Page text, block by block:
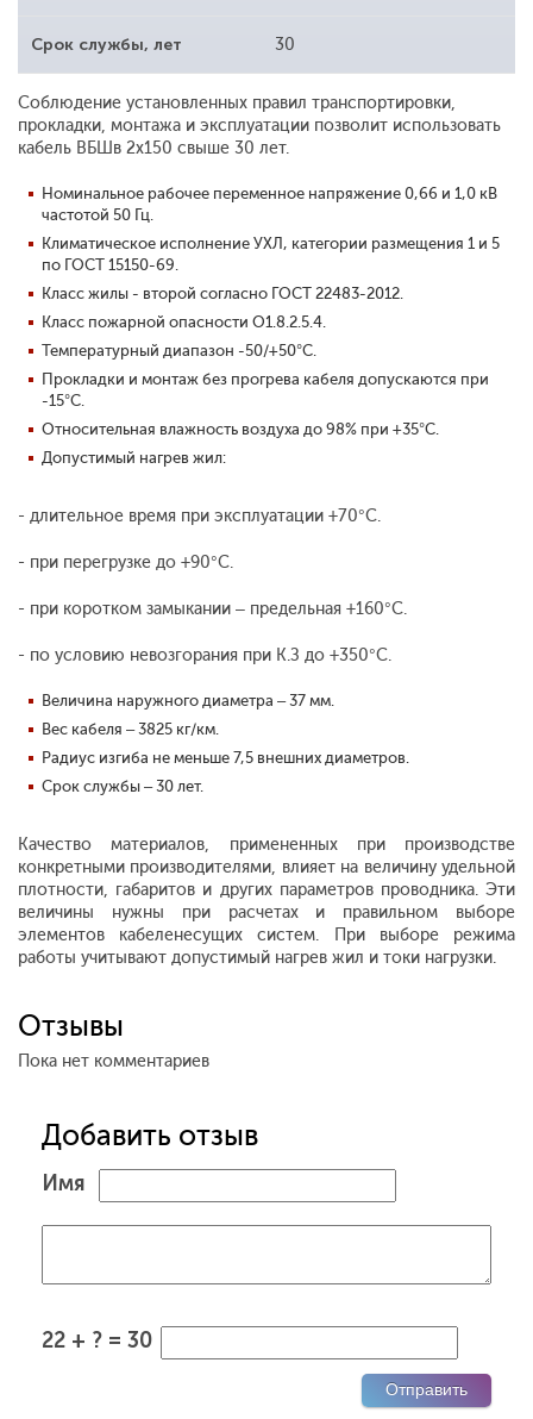
Срок службы, лет 30
Соблюдение установленных правил транспортировки,
прокладки, монтажа и эксплуатации позволит использовать
кабель ВБШв 2х150 свыше 30 лет.
Номинальное рабочее переменное напряжение 0,66 и 1,0 кВ
частотой 50 Гц.
Климатическое исполнение УХЛ, категории размещения 1 и 5
по ГОСТ 15150-69.
Класс жилы - второй согласно ГОСТ 22483-2012.
Класс пожарной опасности О1.8.2.5.4.
Температурный диапазон -50/+50°С.
Прокладки и монтаж без прогрева кабеля допускаются при
-15°С.
Относительная влажность воздуха до 98% при +35°С.
Допустимый нагрев жил:
- длительное время при эксплуатации +70°С.
- при перегрузке до +90°С.
- при коротком замыкании – предельная +160°С.
- по условию невозгорания при К.З до +350°С.
Величина наружного диаметра – 37 мм.
Вес кабеля – 3825 кг/км.
Радиус изгиба не меньше 7,5 внешних диаметров.
Срок службы – 30 лет.
Качество материалов, примененных при производстве
конкретными производителями, влияет на величину удельной
плотности, габаритов и других параметров проводника. Эти
величины нужны при расчетах и правильном выборе
элементов кабеленесущих систем. При выборе режима
работы учитывают допустимый нагрев жил и токи нагрузки.
Отзывы
Пока нет комментариев
Добавить отзыв
Имя
22 + ? = 30